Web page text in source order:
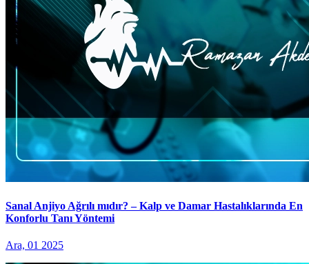
Sanal Anjiyo Ağrılı mıdır? – Kalp ve Damar Hastalıklarında En
Konforlu Tanı Yöntemi
Ara, 01 2025